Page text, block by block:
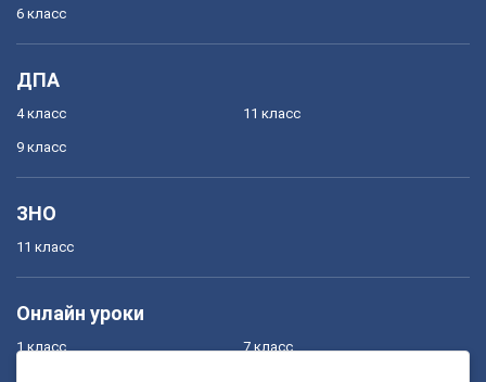
6 класс
ДПА
4 класс
9 класс
11 класс
ЗНО
11 класс
Онлайн уроки
1 класс 7 класс